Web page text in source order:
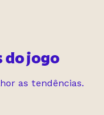
do jogo
as tendências.